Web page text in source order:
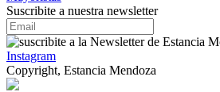
Suscribite a nuestra newsletter
Instagram
Copyright, Estancia Mendoza